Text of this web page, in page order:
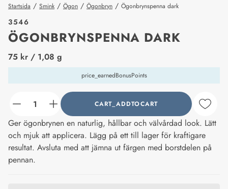
Startsida / Smink / Ögon / Ögonbryn / Ögonbrynspenna dark
3546
ÖGONBRYNSPENNA DARK
price_label
75 kr / 1,08 g
price_earnedBonusPoints
counter_current CART_ADDTOCART
Ger ögonbrynen en naturlig, hållbar och välvårdad look. Lätt
och mjuk att applicera. Lägg på ett till lager för kraftigare
resultat. Avsluta med att jämna ut färgen med borstdelen på
pennan.